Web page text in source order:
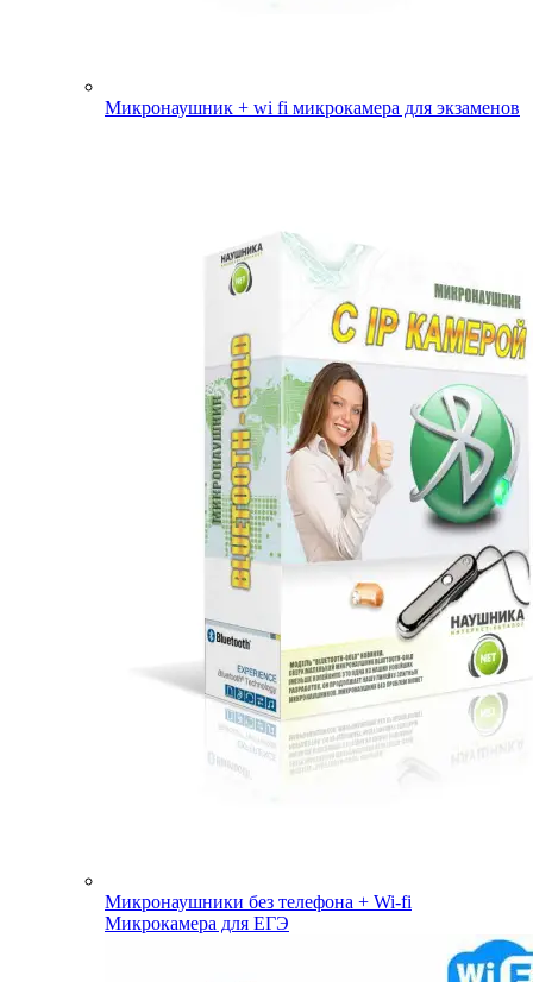
Микронаушник + wi fi микрокамера для экзаменов
Микронаушники без телефона + Wi-fi
Микрокамера для ЕГЭ